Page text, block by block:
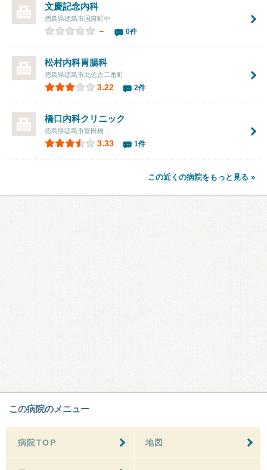
文慶記念内科
徳島県徳島市国府町中
－ 0件
松村内科胃腸科
徳島県徳島市北佐古二番町
3.22 2件
橋口内科クリニック
徳島県徳島市富田橋
3.33 1件
この近くの病院をもっと見る »
この病院のメニュー
病院TOP 地図